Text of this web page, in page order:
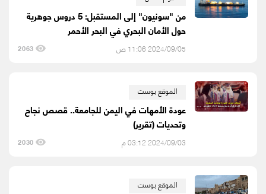
من "سونيون" إلى المستقبل: 5 دروس جوهرية
حول الأمان البحري في البحر الأحمر
2024/09/05 11:06 ص 2063
الموقع بوست
عودة الأمهات في اليمن للجامعة.. قصص نجاح
وتحديات (تقرير)
2024/09/03 03:12 م 2030
الموقع بوست